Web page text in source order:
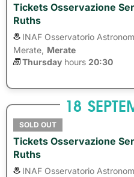
Tickets Osservazione
Ruths
INAF Osservatorio
Merate, Merate
Thursday hours 20:30
18
SOLD OUT
Tickets Osservazione
Ruths
INAF Osservatorio